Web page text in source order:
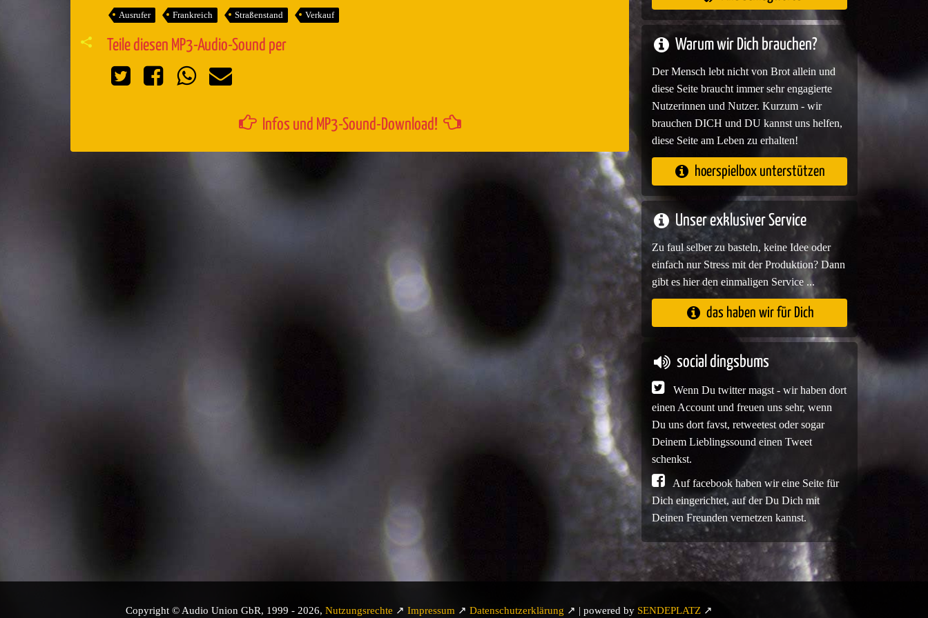
Ausrufer Frankreich Straßenstand Verkauf
Teile diesen MP3-Audio-Sound per
Infos und MP3-Sound-Download!
Warum wir Dich brauchen?
Der Mensch lebt nicht von Brot allein und
diese Seite braucht immer sehr engagierte
Nutzerinnen und Nutzer. Kurzum - wir
brauchen DICH und DU kannst uns helfen,
diese Seite am Leben zu erhalten!
hoerspielbox unterstützen
Unser exklusiver Service
Zu faul selber zu basteln, keine Idee oder
einfach nur Stress mit der Produktion? Dann
gibt es hier den einmaligen Service ...
das haben wir für Dich
social dingsbums
Wenn Du twitter magst - wir haben dort
einen Account und freuen uns sehr, wenn
Du uns dort favst, retweetest oder sogar
Deinem Lieblingssound einen Tweet
schenkst.
Auf facebook haben wir eine Seite für
Dich eingerichtet, auf der Du Dich mit
Deinen Freunden vernetzen kannst.
Copyright © Audio Union GbR, 1999 - 2026, Nutzungsrechte ↗ Impressum ↗ Datenschutzerklärung ↗ | powered by SENDEPLATZ ↗